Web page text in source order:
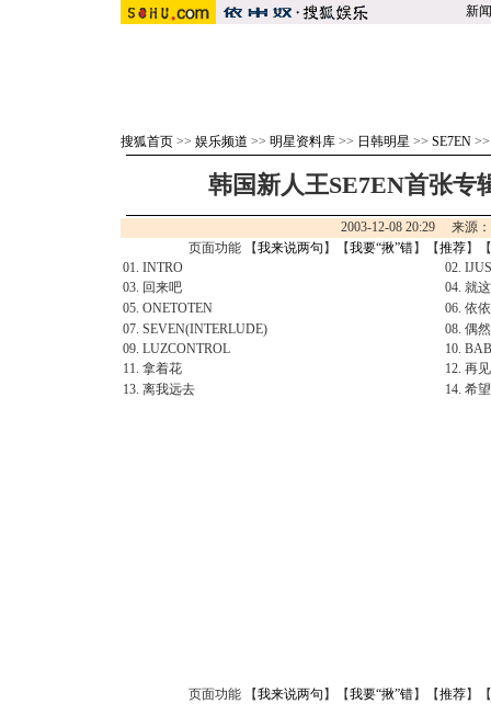
新闻
搜狐首页 >> 娱乐频道 >> 明星资料库 >> 日韩明星 >> SE7EN
韩国新人王SE7EN首张专
2003-12-08 20:29 来源
页面功能 【我来说两句 】【我要“揪”错】【推荐】
01. INTRO
02.
03. 回来吧
04. 就
05. ONETOTEN
06. 依
07. SEVEN(INTERLUDE)
08. 偶
09. LUZCONTROL
10.
11. 拿着花
12. 再见
13. 离我远去
14. 希
页面功能 【我来说两句 】【我要“揪”错】【推荐】